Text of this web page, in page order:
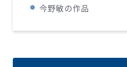
今野敏の作品